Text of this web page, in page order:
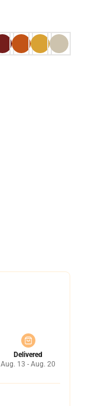
Delivered
Aug. 13 - Aug. 20